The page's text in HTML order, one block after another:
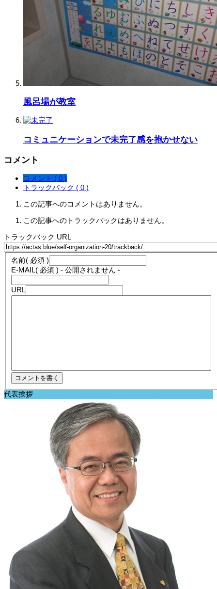
風呂場が教室
コミュニケーションで未完了感を抱かせない
コメント
コメント ( 0 )
トラックバック ( 0 )
この記事へのコメントはありません。
この記事へのトラックバックはありません。
トラックバック URL
名前( 必須 )
E-MAIL( 必須 ) - 公開されません -
URL
代表挨拶